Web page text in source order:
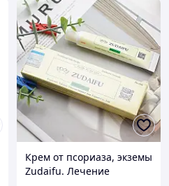
Крем от псориаза, экземы
Zudaifu. Лечение